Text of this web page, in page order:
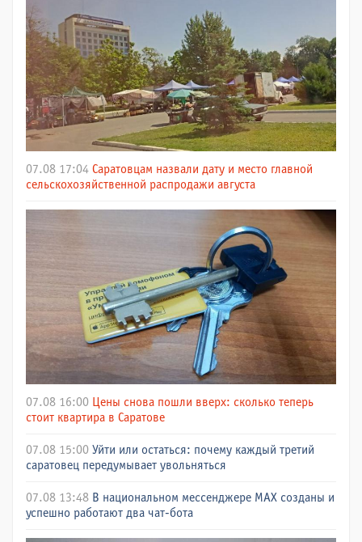
07.08 17:04 Саратовцам назвали дату и место главной
сельскохозяйственной распродажи августа
07.08 16:00 Цены снова пошли вверх: сколько теперь
стоит квартира в Саратове
07.08 15:00 Уйти или остаться: почему каждый третий
саратовец передумывает увольняться
07.08 13:48 В национальном мессенджере МАХ созданы и
успешно работают два чат-бота